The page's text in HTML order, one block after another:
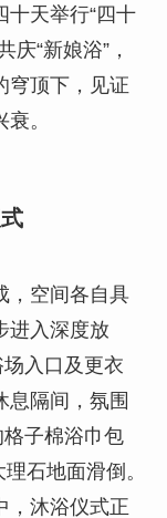
十天举行“四十
“新娘浴”，
穹顶下，见证
。
，空间各自具
进入深度放
入口及更衣
息隔间，氛围
格子棉浴巾包
石地面滑倒。
，沐浴仪式正